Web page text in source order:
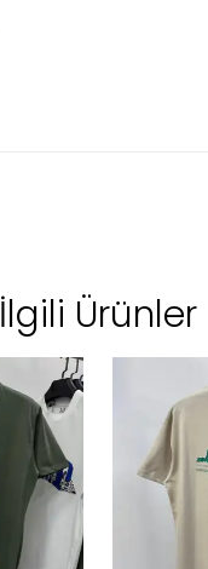
İlgili Ürünler